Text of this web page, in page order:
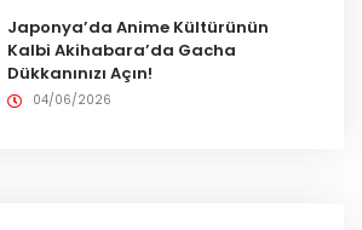
Japonya’da Anime Kültürünün
Kalbi Akihabara’da Gacha
Dükkanınızı Açın!
04/06/2026